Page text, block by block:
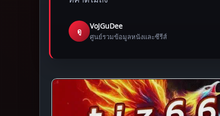
ดู
VoJGuDee
ศูนย์รวมข้อมูลหนังและซีรีส์